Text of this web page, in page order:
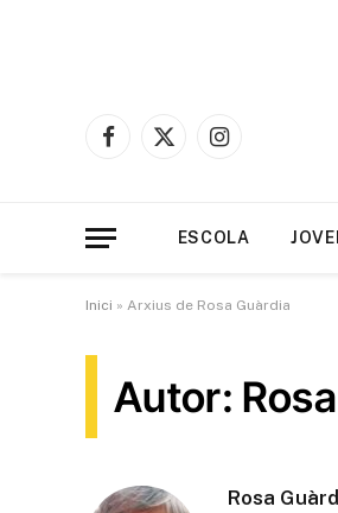
Facebook
X
Instagram
ESCOLA
Inici » Arxius de Rosa Guàrdia
Autor:
Rosa